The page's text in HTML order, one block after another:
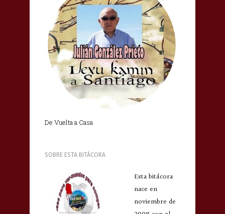
De Vuelta a Casa
SOBRE ESTA BITÁCORA
Esta bitácora
nace en
noviembre de